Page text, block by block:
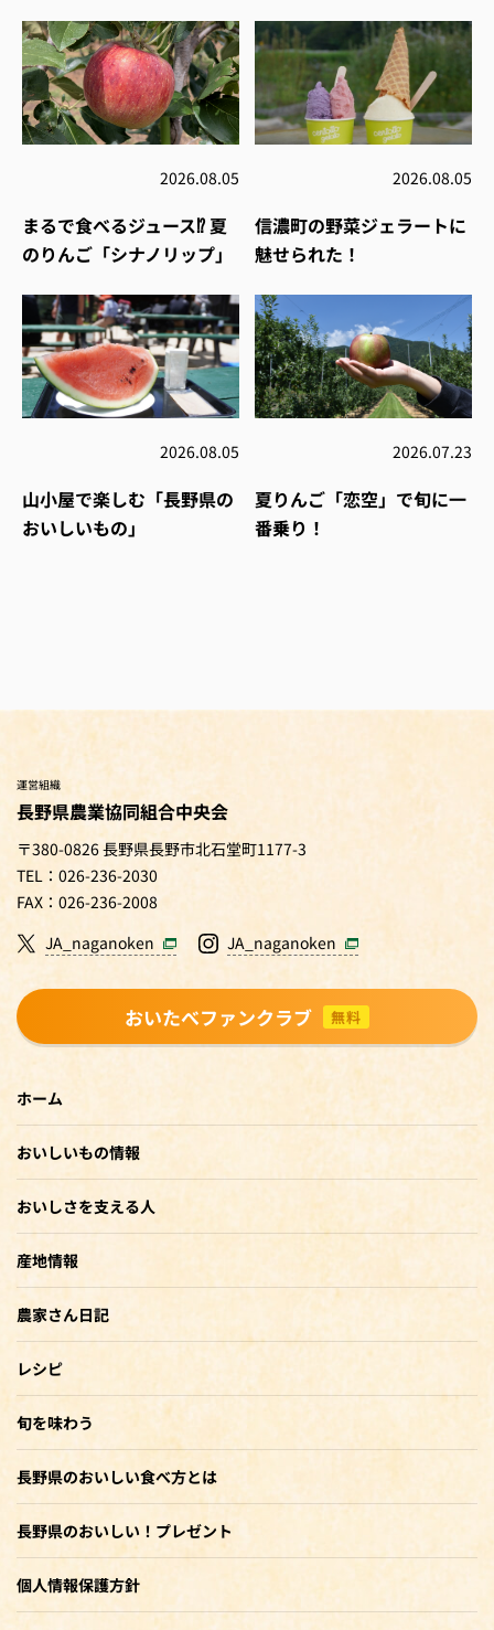
2026.08.05
まるで食べるジュース⁉︎ 夏
のりんご「シナノリップ」
2026.08.05
信濃町の野菜ジェラートに
魅せられた！
2026.08.05
山小屋で楽しむ「長野県の
おいしいもの」
2026.07.23
夏りんご「恋空」で旬に一
番乗り！
運営組織
長野県農業協同組合中央会
〒380-0826 長野県長野市北石堂町1177-3
TEL：026-236-2030
FAX：026-236-2008
JA_naganoken
JA_naganoken
おいたべファンクラブ 無料
ホーム
おいしいもの情報
おいしさを支える人
産地情報
農家さん日記
レシピ
旬を味わう
長野県のおいしい食べ方とは
長野県のおいしい！プレゼント
個人情報保護方針